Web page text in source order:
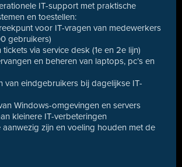
IT-support met praktische
en toestellen:
voor IT-vragen van medewerkers
gebruikers)
via service desk (1e en 2e lijn)
en beheren van laptops, pc’s en
van eindgebruikers bij dagelijkse IT-
Windows-omgevingen en servers
kleinere IT-verbeteringen
aanwezig zijn en voeling houden met de